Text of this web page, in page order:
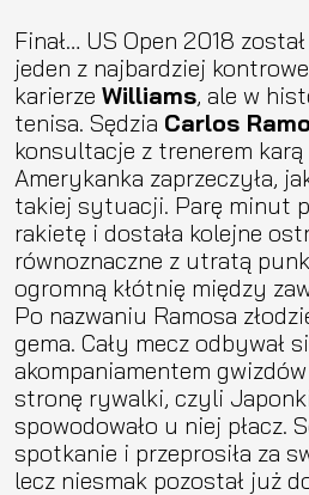
Finał… US Open 2018
jeden z najbardziej
karierze Williams, ale w
tenisa. Sędzia Carlos
konsultacje z trenerem
Amerykanka zaprzeczyła,
takiej sytuacji. Parę minut
rakietę i dostała kolejne
równoznaczne z utratą
ogromną kłótnię między
Po nazwaniu Ramosa
gema. Cały mecz odbywał
akompaniamentem
stronę rywalki, czyli
spowodowało u niej płacz.
spotkanie i przeprosiła za
lecz niesmak pozostał już